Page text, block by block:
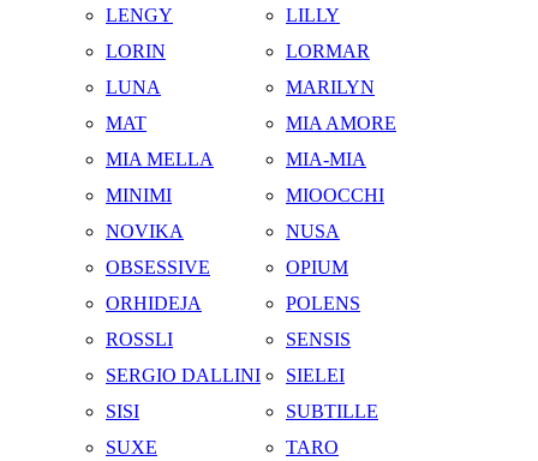
LENGY
LILLY
LORIN
LORMAR
LUNA
MARILYN
MAT
MIA AMORE
MIA MELLA
MIA-MIA
MINIMI
MIOOCCHI
NOVIKA
NUSA
OBSESSIVE
OPIUM
ORHIDEJA
POLENS
ROSSLI
SENSIS
SERGIO DALLINI
SIELEI
SISI
SUBTILLE
SUXE
TARO